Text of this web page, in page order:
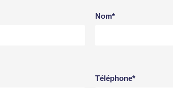
Nom*
Téléphone*